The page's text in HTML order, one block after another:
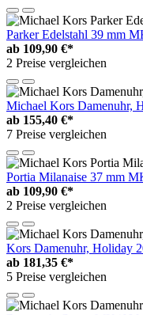
Parker Edelstahl 39 mm
ab 109,90 €*
2 Preise vergleichen
Michael Kors Damenuhr,
ab 155,40 €*
7 Preise vergleichen
Portia Milanaise 37 mm
ab 109,90 €*
2 Preise vergleichen
Kors Damenuhr, Holiday
ab 181,35 €*
5 Preise vergleichen